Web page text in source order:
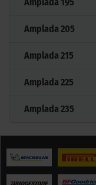
Amplada 205
Amplada 215
Amplada 225
Amplada 235